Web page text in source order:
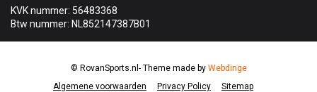
KVK nummer: 56483368
Btw nummer: NL852147387B01
Algemene voorwaarden Privacy Policy Sitemap
© RovanSports.nl- Theme made byWebdinge